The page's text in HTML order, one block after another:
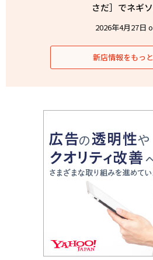
さだ］でネギ
2026年4月27日
新店情報をもっ